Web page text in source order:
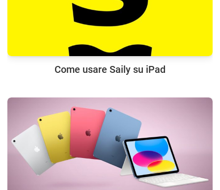
Come usare Saily su iPad